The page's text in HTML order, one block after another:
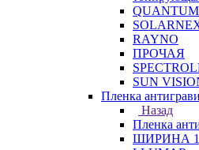
QUANTUM
RAYNO
ПРОЧАЯ
SUN
Пленка
Назад
Пленка
ШИРИНА